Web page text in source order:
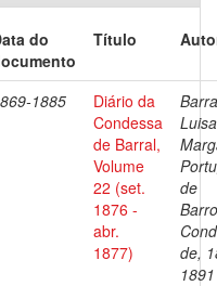
do
Título
1885
Diário da
Condessa
de Barral,
Volume
22 (set.
1876 -
abr.
1877)
Luisa
de
de,
1891